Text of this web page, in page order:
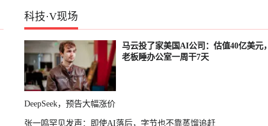
科技·V现场
马云投了家美国AI公司：估值40亿美元，
老板睡办公室一周干7天
DeepSeek，预告大幅涨价
张一鸣罕见发声：即使AI落后，字节也不靠蒸馏追赶